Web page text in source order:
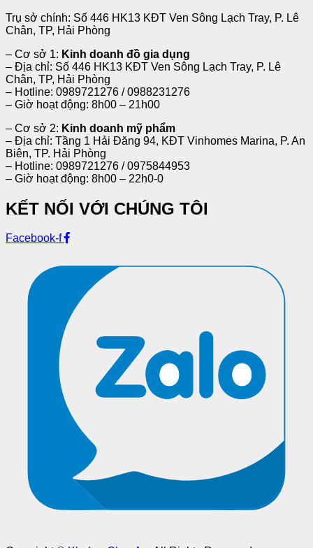
Trụ sở chính: Số 446 HK13 KĐT Ven Sông Lạch Tray, P. Lê
Chân, TP, Hải Phòng
– Cơ sở 1: Kinh doanh đồ gia dụng
– Địa chỉ: Số 446 HK13 KĐT Ven Sông Lạch Tray, P. Lê
Chân, TP, Hải Phòng
– Hotline: 0989721276 / 0988231276
– Giờ hoạt động: 8h00 – 21h00
– Cơ sở 2: Kinh doanh mỹ phẩm
– Địa chỉ: Tầng 1 Hải Đăng 94, KĐT Vinhomes Marina, P. An
Biên, TP. Hải Phòng
– Hotline: 0989721276 / 0975844953
– Giờ hoạt động: 8h00 – 22h0-0
KẾT NỐI VỚI CHÚNG TÔI
Facebook-f